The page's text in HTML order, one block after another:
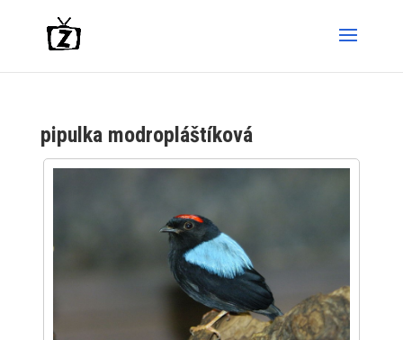
pipulka modropláštíková